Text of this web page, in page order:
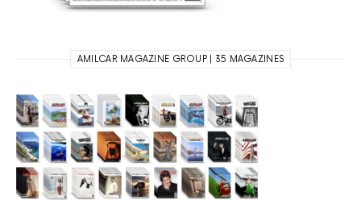
AMILCAR MAGAZINE GROUP | 35 MAGAZINES